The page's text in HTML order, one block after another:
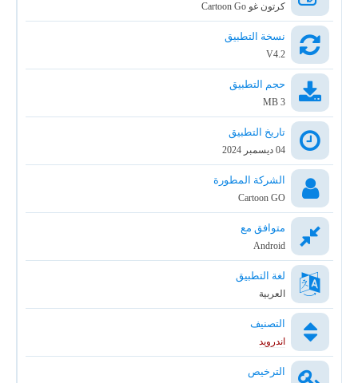
كرتون غو Cartoon Go
نسخة التطبيق
V4.2
حجم التطبيق
3 MB
تاريخ التطبيق
04 ديسمبر 2024
الشركة المطورة
Cartoon GO
متوافق مع
Android
لغة التطبيق
العربية
التصنيف
اندرويد
الترخيص